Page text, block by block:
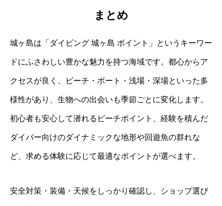
まとめ
城ヶ島は「ダイビング 城ヶ島 ポイント」というキーワー
ドにふさわしい豊かな魅力を持つ海域です。都心からア
クセスが良く、ビーチ・ボート・浅場・深場といった多
様性があり、生物への出会いも季節ごとに変化します。
初心者も安心して潜れるビーチポイント、経験を積んだ
ダイバー向けのダイナミックな地形や回遊魚の群れな
ど、求める体験に応じて最適なポイントが選べます。
安全対策・装備・天候をしっかり確認し、ショップ選び